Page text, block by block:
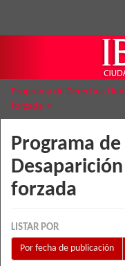
Programa de Derechos
forzada
Programa
forzada
LISTAR POR
Por fecha de publicación